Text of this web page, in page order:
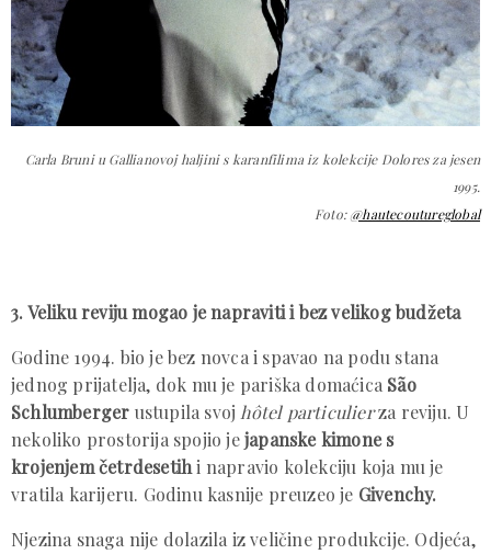
Carla Bruni u Gallianovoj haljini s karanfilima iz kolekcije Doloresza jesen
1995.
Foto:@hautecoutureglobal
3. Veliku reviju mogao je napraviti i bez velikog budžeta
Godine 1994. bio je bez novca i spavao na podu stana
jednog prijatelja, dok mu je pariška domaćica São
Schlumberger ustupila svoj hôtel particulierza reviju. U
nekoliko prostorija spojio jejapanske kimone s
krojenjem četrdesetihi napravio kolekciju koja mu je
vratila karijeru. Godinu kasnije preuzeo je Givenchy.
Njezina snaga nije dolazila iz veličine produkcije. Odjeća,